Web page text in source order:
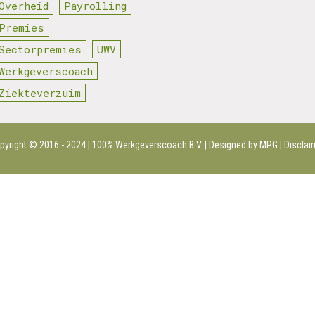
Payrolling
UWV
© 2016 - 2024 | 100% Werkgeverscoach B.V. | Designed by MPG |